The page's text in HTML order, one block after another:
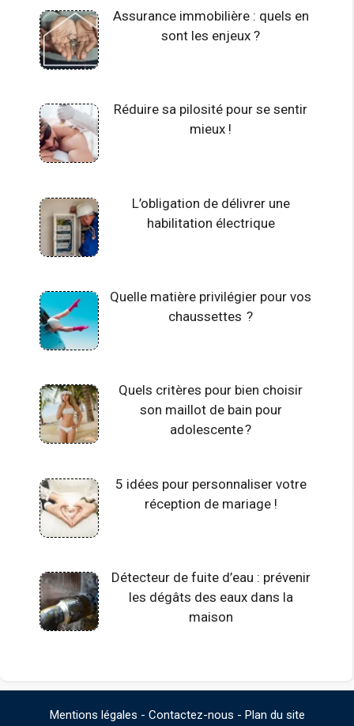
Assurance immobilière : quels en
sont les enjeux ?
Réduire sa pilosité pour se sentir
mieux !
L’obligation de délivrer une
habilitation électrique
Quelle matière privilégier pour vos
chaussettes ?
Quels critères pour bien choisir
son maillot de bain pour
adolescente ?
5 idées pour personnaliser votre
réception de mariage !
Détecteur de fuite d’eau : prévenir
les dégâts des eaux dans la
maison
Mentions légales - Contactez-nous - Plan du site